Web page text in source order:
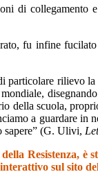
di collegamento
fu infine
rilievo
della scuola,
a guardare
sapere” (G. Ulivi,
Resistenza, è
sul sito